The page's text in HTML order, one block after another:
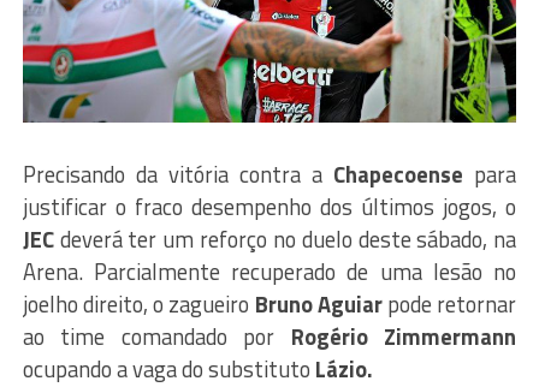
Precisando da vitória contra a Chapecoense para
justificar o fraco desempenho dos últimos jogos, o
JECdeverá ter um reforço no duelo deste sábado, na
Arena. Parcialmente recuperado de uma lesão no
joelho direito, o zagueiro Bruno Aguiarpode retornar
ao time comandado por Rogério Zimmermann
ocupando a vaga do substituto Lázio.